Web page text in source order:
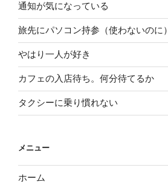
通知が気になっている
旅先にパソコン持参（使わないのに）
やはり一人が好き
カフェの入店待ち。何分待てるか
タクシーに乗り慣れない
メニュー
ホーム